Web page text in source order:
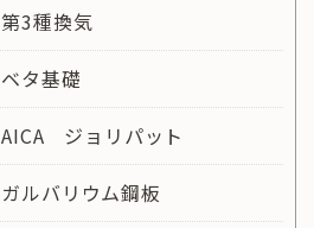
第3種換気
ベタ基礎
AICA ジョリパット
ガルバリウム鋼板